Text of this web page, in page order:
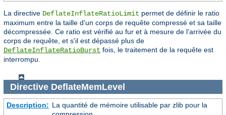
La directive DeflateInflateRatioLimit permet de définir le ratio
maximum entre la taille d'un corps de requête compressé et sa taille
décompressée. Ce ratio est vérifié au fur et à mesure de l'arrivée du
corps de requête, et s'il est dépassé plus de
DeflateInflateRatioBurst fois, le traitement de la requête est
interrompu.
Directive DeflateMemLevel
Description: La quantité de mémoire utilisable par zlib pour la